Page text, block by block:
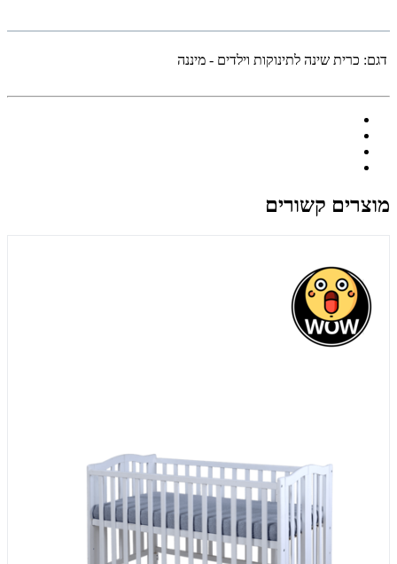
דגם: כרית שינה לתינוקות וילדים - מיננה
מוצרים קשורים